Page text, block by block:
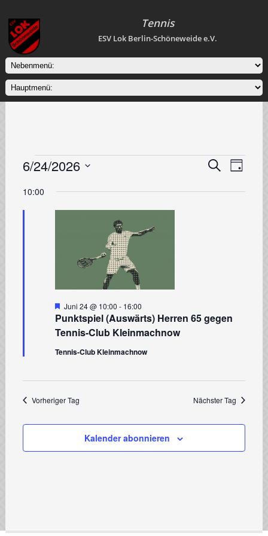
Tennis
ESV Lok Berlin-Schöneweide e.V.
Veranstaltungen
und
SucheTag
6/24/2026
wählen.
10:00
Punktspiel (Auswärts) Herren 65 gegen
Tennis-Club Kleinmachnow
Hervorgehoben
Juni 24 @ 10:00 - 16:00
Tennis-Club Kleinmachnow
Vorheriger Tag Nächster Tag
Kalender abonnieren